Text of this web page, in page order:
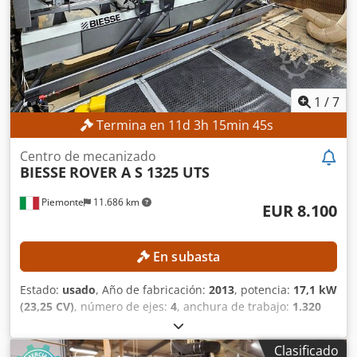
recogerla y asume la responsabilidad de la instalación,
fijación y utilización de la máquina en el lugar de destino.
Referencia externa: 8173
1 /7
Termina en 11d 3h 15min 43s
Piemonte 11.686 km
Centro de mecanizado
BIESSE ROVER A S 1325 UTS
EUR 8.100
En subasta
Estado: usado, Año de fabricación: 2013, potencia: 17,1 kW
(23,25 CV), número de ejes: 4, anchura de trabajo: 1.320
, velocidad del husillo de fresado (máx.):
longitud útil:2.500 mm, DETALLES TÉCNICOS Área de
Clasificado